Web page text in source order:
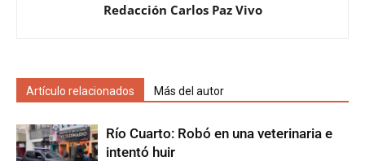
Redacción Carlos Paz Vivo
Artículo relacionados Más del autor
Río Cuarto: Robó en una veterinaria e
intentó huir